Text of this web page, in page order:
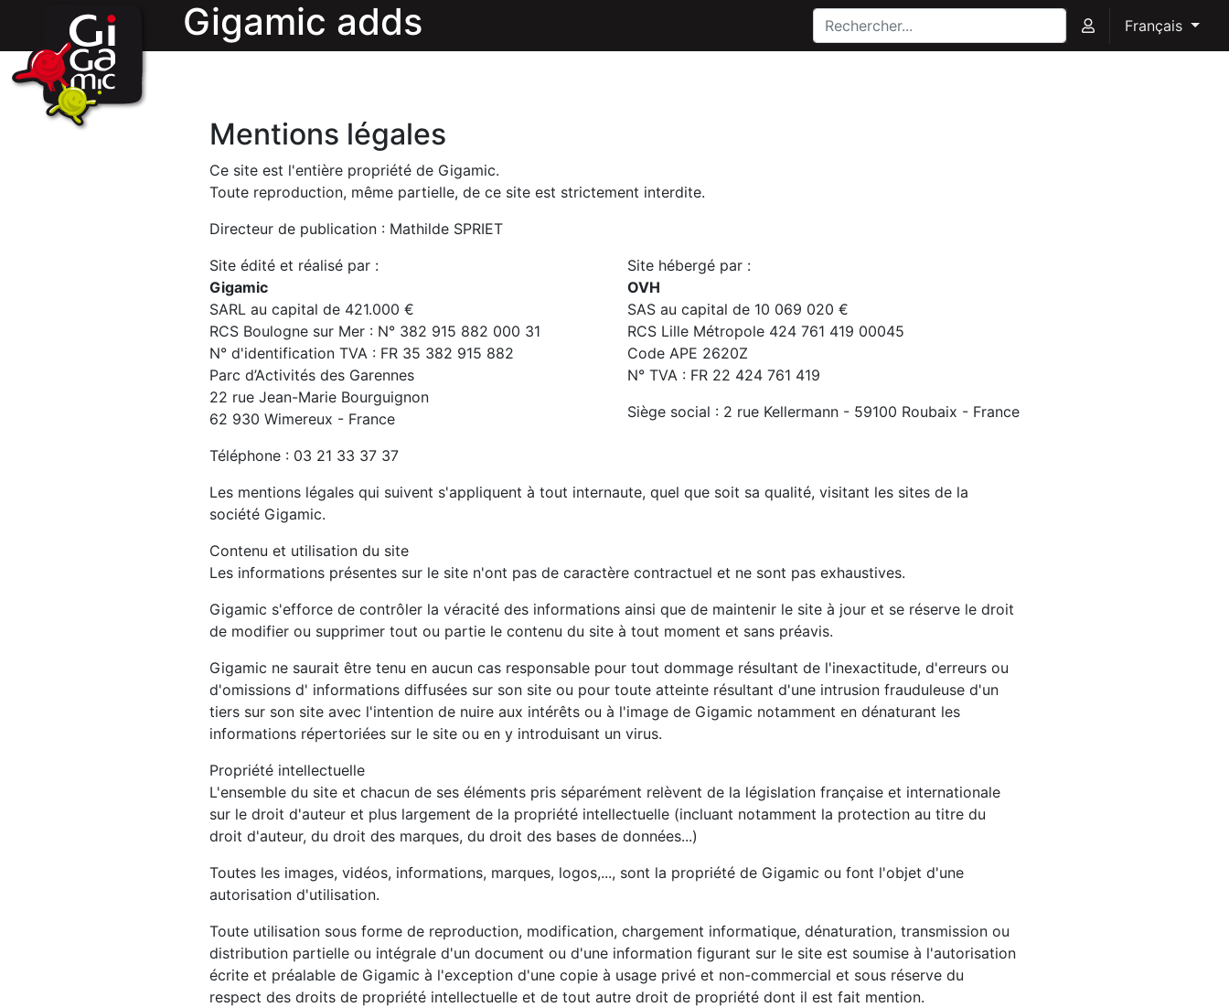
Gigamic adds Français
Mentions légales
Ce site est l'entière propriété de Gigamic.
Toute reproduction, même partielle, de ce site est strictement interdite.
Directeur de publication : Mathilde SPRIET
Site édité et réalisé par :
Gigamic
SARL au capital de 421.000 €
RCS Boulogne sur Mer : N° 382 915 882 000 31
N° d'identification TVA : FR 35 382 915 882
Parc d’Activités des Garennes
22 rue Jean-Marie Bourguignon
62 930 Wimereux - France
Téléphone : 03 21 33 37 37
Site hébergé par :
OVH
SAS au capital de 10 069 020 €
RCS Lille Métropole 424 761 419 00045
Code APE 2620Z
N° TVA : FR 22 424 761 419
Siège social : 2 rue Kellermann - 59100 Roubaix - France
Les mentions légales qui suivent s'appliquent à tout internaute, quel que soit sa qualité, visitant les sites de la
société Gigamic.
Contenu et utilisation du site
Les informations présentes sur le site n'ont pas de caractère contractuel et ne sont pas exhaustives.
Gigamic s'efforce de contrôler la véracité des informations ainsi que de maintenir le site à jour et se réserve le droit
de modifier ou supprimer tout ou partie le contenu du site à tout moment et sans préavis.
Gigamic ne saurait être tenu en aucun cas responsable pour tout dommage résultant de l'inexactitude, d'erreurs ou
d'omissions d' informations diffusées sur son site ou pour toute atteinte résultant d'une intrusion frauduleuse d'un
tiers sur son site avec l'intention de nuire aux intérêts ou à l'image de Gigamic notamment en dénaturant les
informations répertoriées sur le site ou en y introduisant un virus.
Propriété intellectuelle
L'ensemble du site et chacun de ses éléments pris séparément relèvent de la législation française et internationale
sur le droit d'auteur et plus largement de la propriété intellectuelle (incluant notamment la protection au titre du
droit d'auteur, du droit des marques, du droit des bases de données...)
Toutes les images, vidéos, informations, marques, logos,..., sont la propriété de Gigamic ou font l'objet d'une
autorisation d'utilisation.
Toute utilisation sous forme de reproduction, modification, chargement informatique, dénaturation, transmission ou
distribution partielle ou intégrale d'un document ou d'une information figurant sur le site est soumise à l'autorisation
écrite et préalable de Gigamic à l'exception d'une copie à usage privé et non-commercial et sous réserve du
respect des droits de propriété intellectuelle et de tout autre droit de propriété dont il est fait mention.